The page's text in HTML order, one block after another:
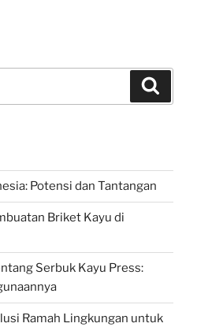
Potensi dan Tantangan
Briket Kayu di
Serbuk Kayu Press:
Ramah Lingkungan untuk